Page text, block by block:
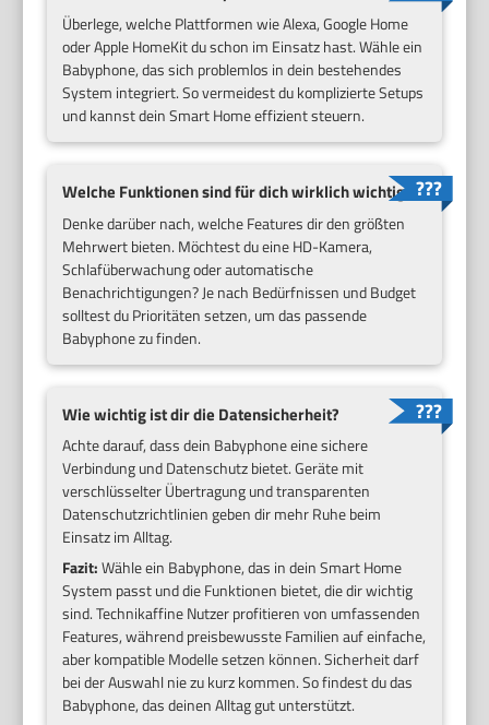
Überlege, welche Plattformen wie Alexa, Google Home
oder Apple HomeKit du schon im Einsatz hast. Wähle ein
Babyphone, das sich problemlos in dein bestehendes
System integriert. So vermeidest du komplizierte Setups
und kannst dein Smart Home effizient steuern.
Welche Funktionen sind für dich wirklich wichtig?
Denke darüber nach, welche Features dir den größten
Mehrwert bieten. Möchtest du eine HD-Kamera,
Schlafüberwachung oder automatische
Benachrichtigungen? Je nach Bedürfnissen und Budget
solltest du Prioritäten setzen, um das passende
Babyphone zu finden.
Wie wichtig ist dir die Datensicherheit?
Achte darauf, dass dein Babyphone eine sichere
Verbindung und Datenschutz bietet. Geräte mit
verschlüsselter Übertragung und transparenten
Datenschutzrichtlinien geben dir mehr Ruhe beim
Einsatz im Alltag.
Fazit:Wähle ein Babyphone, das in dein Smart Home
System passt und die Funktionen bietet, die dir wichtig
sind. Technikaffine Nutzer profitieren von umfassenden
Features, während preisbewusste Familien auf einfache,
aber kompatible Modelle setzen können. Sicherheit darf
bei der Auswahl nie zu kurz kommen. So findest du das
Babyphone, das deinen Alltag gut unterstützt.